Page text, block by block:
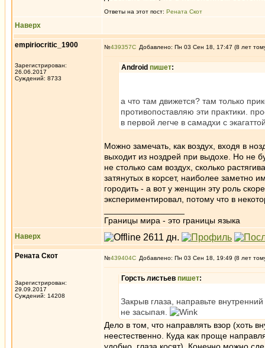
Ответы на этот пост: Рената Скот
Наверх
empiriocritic_1900
Зарегистрирован:
26.06.2017
Суждений: 8733
№439357 Добавлено: Пн 03 Сен 18, 17:47 (8 лет
Android пишет:
а что там движется? там только
противопоставляю эти практики.
в первой легче в самадхи с
Можно замечать, как воздух, входя в
выходит из ноздрей при выдохе. Но не
не столько сам воздух, сколько
затянутых в корсет, наиболее заметно
городить - а вот у женщин эту роль
экспериментировал, потому что в
Границы мира - это границы языка
Наверх
Рената Скот
Зарегистрирован:
29.09.2017
Суждений: 14208
№439404 Добавлено: Пн 03 Сен 18, 19:49 (8 лет
Горсть листьев пишет:
Закрыв глаза, направьте
не засыпая.
Дело в том, что направлять взор (хоть
неестественно. Куда как проще